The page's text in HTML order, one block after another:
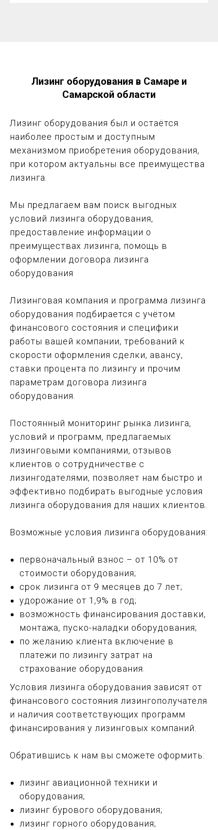
Лизинг оборудования в Самаре и
Самарской области
Лизинг оборудования был и остаётся
наиболее простым и доступным
механизмом приобретения оборудования,
при котором актуальны все преимущества
лизинга.
Мы предлагаем вам поиск выгодных
условий лизинга оборудования,
предоставление информации о
преимуществах лизинга, помощь в
оформлении договора лизинга
оборудования
Лизинговая компания и программа лизинга
оборудования подбирается с учётом
финансового состояния и специфики
работы вашей компании, требований к
скорости оформления сделки, авансу,
ставки процента по лизингу и прочим
параметрам договора лизинга
оборудования.
Постоянный мониторинг рынка лизинга,
условий и программ, предлагаемых
лизинговыми компаниями, отзывов
клиентов о сотрудничестве с
лизингодателями, позволяет нам быстро и
эффективно подбирать выгодные условия
лизинга оборудования для наших клиентов.
Возможные условия лизинга оборудования:
первоначальный взнос – от 10% от
стоимости оборудования;
срок лизинга от 9 месяцев до 7 лет;
удорожание от 1,9% в год;
возможность финансирования доставки,
монтажа, пуско-наладки оборудования;
по желанию клиента включение в
платежи по лизингу затрат на
страхование оборудования.
Условия лизинга оборудования зависят от
финансового состояния лизингополучателя
и наличия соответствующих программ
финансирования у лизинговых компаний.
Обратившись к нам вы сможете оформить:
лизинг авиационной техники и
оборудования;
лизинг бурового оборудования;
лизинг горного оборудования;